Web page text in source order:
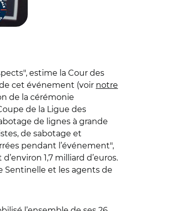
estime la Cour des
cet événement (voir notre
de la cérémonie
de la Ligue des
de lignes à grande
de sabotage et
pendant l’événement",
1,7 milliard d’euros.
Sentinelle et les agents de